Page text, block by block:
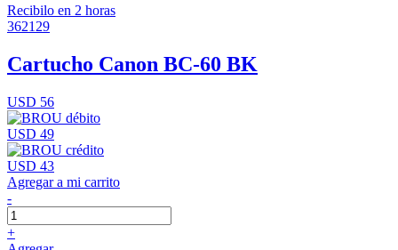
Recibilo en 2 horas
362129
Cartucho Canon BC-60 BK
USD 56
USD 49
USD 43
Agregar a mi carrito
-
+